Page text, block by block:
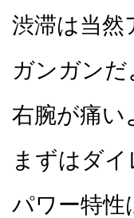
渋滞は当然
ガンガンだ
右腕が痛い
まずはダ
パワー特性